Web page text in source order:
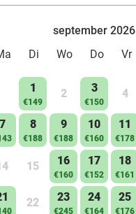
september 2026
Di Wo Do Vr
1
€149
2 3
€150
4
7 8
€188
9
€188
10
€160
11
€178
15 16
€160
17
€152
18
€161
22 23
€245
24
€164
25
€176